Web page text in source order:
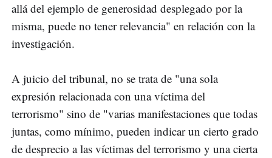
allá del ejemplo de generosidad desplegado por la
misma, puede no tener relevancia" en relación con la
investigación.
A juicio del tribunal, no se trata de "una sola
expresión relacionada con una víctima del
terrorismo" sino de "varias manifestaciones que todas
juntas, como mínimo, pueden indicar un cierto grado
de desprecio a las víctimas del terrorismo y una cierta